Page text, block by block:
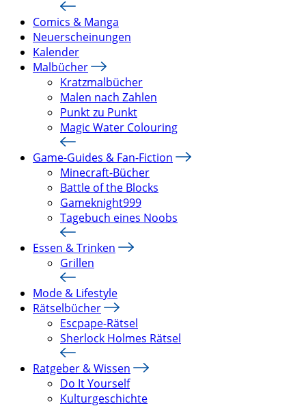
Comics & Manga
Neuerscheinungen
Kalender
Malbücher
Kratzmalbücher
Malen nach Zahlen
Punkt zu Punkt
Magic Water Colouring
Game-Guides & Fan-Fiction
Minecraft-Bücher
Battle of the Blocks
Gameknight999
Tagebuch eines Noobs
Essen & Trinken
Grillen
Mode & Lifestyle
Rätselbücher
Escpape-Rätsel
Sherlock Holmes Rätsel
Ratgeber & Wissen
Do It Yourself
Kulturgeschichte